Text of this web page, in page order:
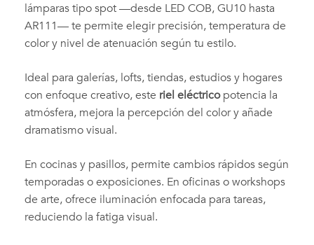
lámparas tipo spot —desde LED COB, GU10 hasta
AR111— te permite elegir precisión, temperatura de
color y nivel de atenuación según tu estilo.
Ideal para galerías, lofts, tiendas, estudios y hogares
con enfoque creativo, este riel eléctricopotencia la
atmósfera, mejora la percepción del color y añade
dramatismo visual.
En cocinas y pasillos, permite cambios rápidos según
temporadas o exposiciones. En oficinas o workshops
de arte, ofrece iluminación enfocada para tareas,
reduciendo la fatiga visual.